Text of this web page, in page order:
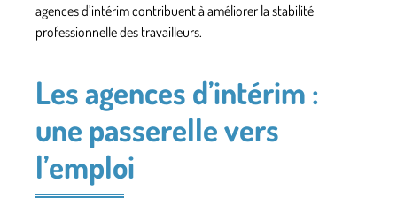
agences d’intérim contribuent à améliorer la stabilité
professionnelle des travailleurs.
Les agences d’intérim :
une passerelle vers
l’emploi